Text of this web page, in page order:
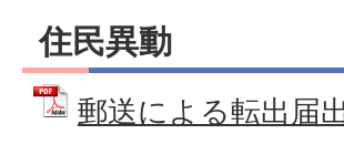
住民異動
郵送による転出届